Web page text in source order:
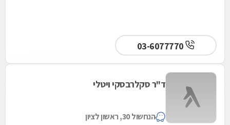
03-6077770
ד"ר סקלרבסקי ויטלי
הנחשול 30, ראשון לציון